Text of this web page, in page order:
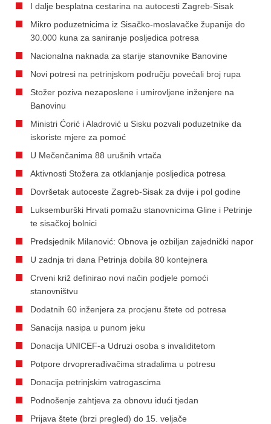
I dalje besplatna cestarina na autocesti Zagreb-Sisak
Mikro poduzetnicima iz Sisačko-moslavačke županije do
30.000 kuna za saniranje posljedica potresa
Nacionalna naknada za starije stanovnike Banovine
Novi potresi na petrinjskom području povećali broj rupa
Stožer poziva nezaposlene i umirovljene inženjere na
Banovinu
Ministri Ćorić i Aladrović u Sisku pozvali poduzetnike da
iskoriste mjere za pomoć
U Mečenčanima 88 urušnih vrtača
Aktivnosti Stožera za otklanjanje posljedica potresa
Dovršetak autoceste Zagreb-Sisak za dvije i pol godine
Luksemburški Hrvati pomažu stanovnicima Gline i Petrinje
te sisačkoj bolnici
Predsjednik Milanović: Obnova je ozbiljan zajednički napor
U zadnja tri dana Petrinja dobila 80 kontejnera
Crveni križ definirao novi način podjele pomoći
stanovništvu
Dodatnih 60 inženjera za procjenu štete od potresa
Sanacija nasipa u punom jeku
Donacija UNICEF-a Udruzi osoba s invaliditetom
Potpore drvoprerađivačima stradalima u potresu
Donacija petrinjskim vatrogascima
Podnošenje zahtjeva za obnovu idući tjedan
Prijava štete (brzi pregled) do 15. veljače